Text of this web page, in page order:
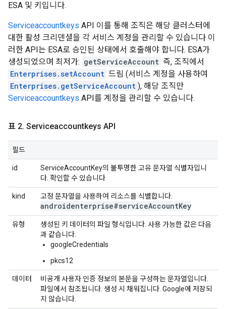
ESA 및 키입니다.
Serviceaccountkeys API 이를 통해 조직은 해당 클러스터에
대한 활성 크리덴셜을 각 서비스 계정을 관리할 수 있습니다 이
러한 API는 ESA로 승인된 상태에서 호출해야 합니다. ESA가
생성되었으며 최저가: getServiceAccount 즉, 조직에서
Enterprises.setAccount 드림 (서비스 계정을 사용하여
Enterprises.getServiceAccount ), 해당 조직만
Serviceaccountkeys API를 계정을 관리할 수 있습니다.
표 2. Serviceaccountkeys API
필드
id
ServiceAccountKey의 불투명한 고유 문자열 식별자입니
다. 확인할 수 있습니다
kind 고정 문자열을 사용하여 리소스를 식별합니다.
androidenterprise#serviceAccountKey
유형
생성된 키 데이터의 파일 형식입니다. 사용 가능한 값은 다음
과 같습니다.
googleCredentials
pkcs12
데이터
비공개 사용자 인증 정보의 본문을 구성하는 문자열입니다.
파일에서 참조됩니다. 생성 시 채워집니다. Google에 저장되
지 않습니다.